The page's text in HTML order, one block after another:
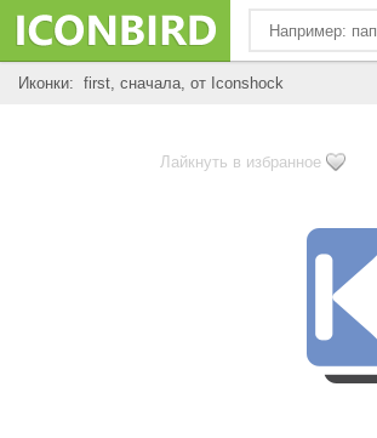
Иконки: first, сначала, от Iconshock
Лайкнуть в избранное